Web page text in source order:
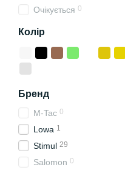
Очікується 0
Колір
Бренд
M-Tac 0
Lowa 1
Stimul 29
Salomon 0